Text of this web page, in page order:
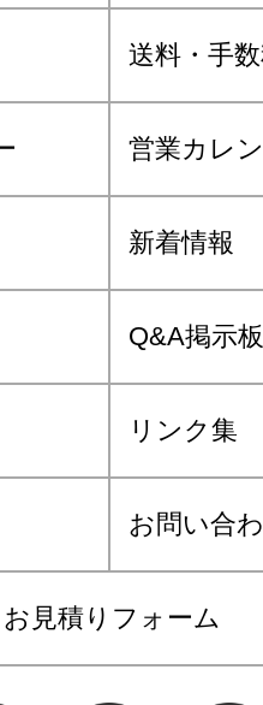
送料・手
営業カレ
新着情報
Q&A掲示板
リンク集
お問い合
お見積りフォーム